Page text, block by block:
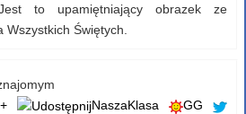
to upamiętniający obrazek ze
Świętych.
NaszaKlasa
GG